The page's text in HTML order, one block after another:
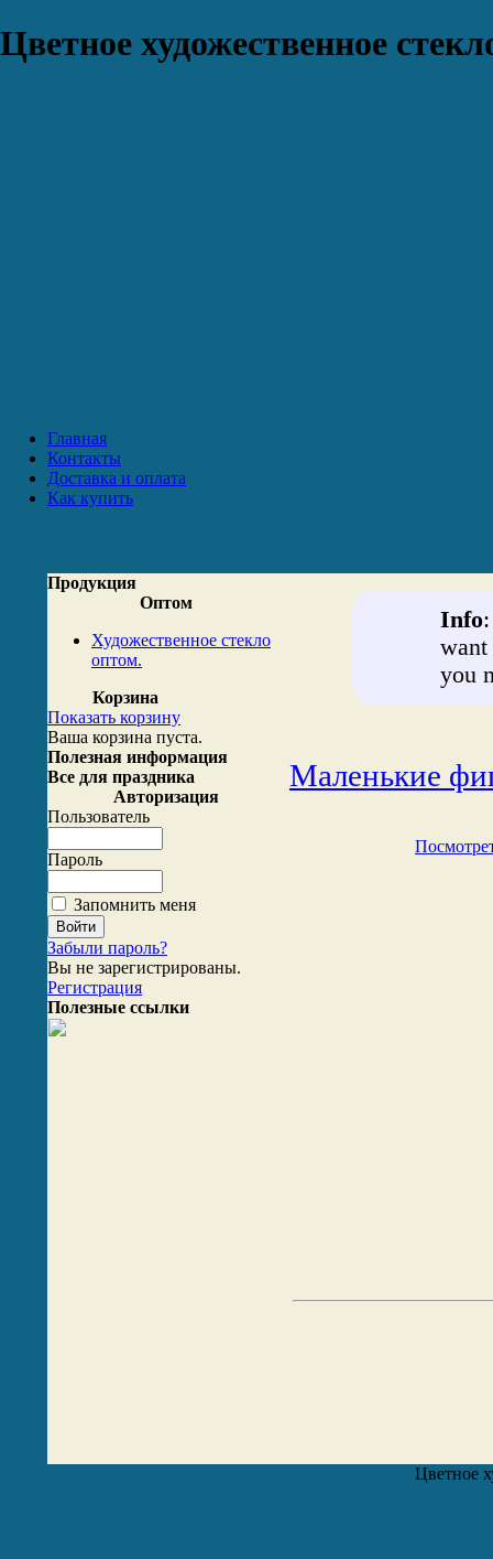
Цветное художественное
Главная
Контакты
Доставка и оплата
Как купить
Продукция
Оптом
Художественное стекло
оптом.
Корзина
Показать корзину
Ваша корзина пуста.
Полезная информация
Все для праздника
Авторизация
Пользователь
Пароль
Запомнить меня
Забыли пароль?
Вы не зарегистрированы.
Регистрация
Полезные ссылки
Info
you
Маленькие
Цветное